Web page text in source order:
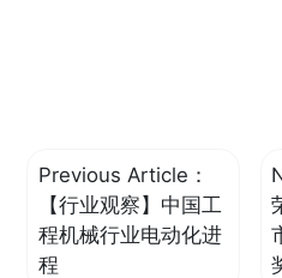
Previous Article：
【行业观察】中国工
程机械行业电动化进
程